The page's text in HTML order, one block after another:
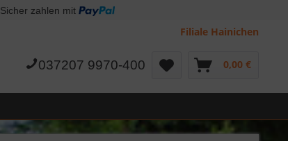
Sicher zahlen mit
Filiale Hainichen
037207 9970-400 0,00 €